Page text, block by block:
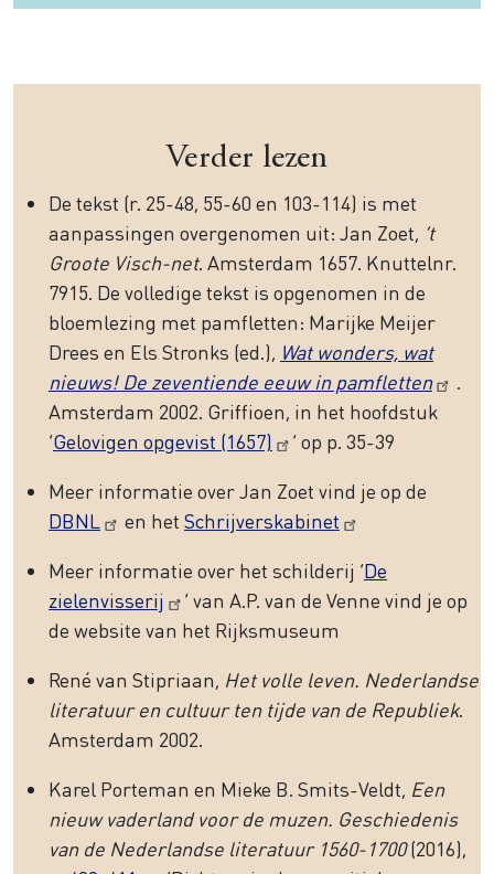
Verder lezen
De tekst (r. 25-48, 55-60 en 103-114) is met
aanpassingen overgenomen uit: Jan Zoet, ’t
Groote Visch-net. Amsterdam 1657. Knuttelnr.
7915. De volledige tekst is opgenomen in de
bloemlezing met pamfletten: Marijke Meijer
Drees en Els Stronks (ed.), Wat wonders, wat
nieuws! De zeventiende eeuw in pamfletten
.
Amsterdam 2002. Griffioen, in het hoofdstuk
‘Gelovigen opgevist (1657)
’ op p. 35-39
Meer informatie over Jan Zoet vind je op de
DBNL
en het Schrijverskabinet
Meer informatie over het schilderij ‘De
zielenvisserij
’ van A.P. van de Venne vind je op
de website van het Rijksmuseum
René van Stipriaan, Het volle leven. Nederlandse
literatuur en cultuur ten tijde van de Republiek.
Amsterdam 2002.
Karel Porteman en Mieke B. Smits-Veldt, Een
nieuw vaderland voor de muzen. Geschiedenis
van de Nederlandse literatuur 1560-1700(2016),